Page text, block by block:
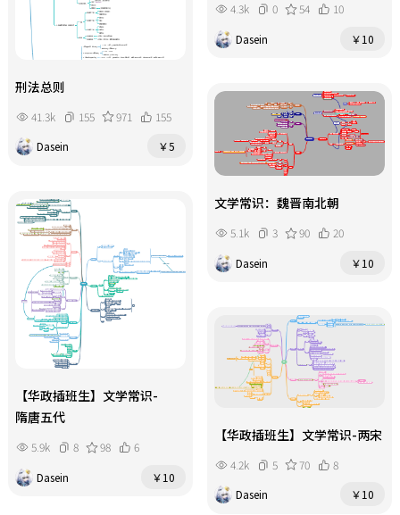
刑法总则
41.3k 155 971
155
Dasein
￥5
4.3k 0 54
10
Dasein
￥10
文学常识：魏晋南北朝
5.1k 3 90
20
Dasein
￥10
【华政插班生】文学常识-
隋唐五代
5.9k 8 98
6
Dasein
￥10
【华政插班生】文学常识-两宋
4.2k 5 70
8
Dasein
￥10